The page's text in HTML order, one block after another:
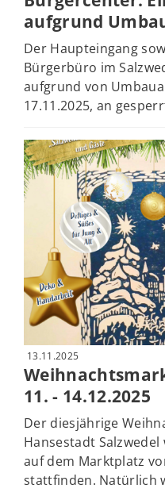
aufgrund
Der Haupteingang
Bürgerbüro im
aufgrund von
17.11.2025, an
13.11.2025
11. - 14.12.2025
Der diesjährige
Hansestadt
auf dem Marktplatz
stattfinden. Natürlich